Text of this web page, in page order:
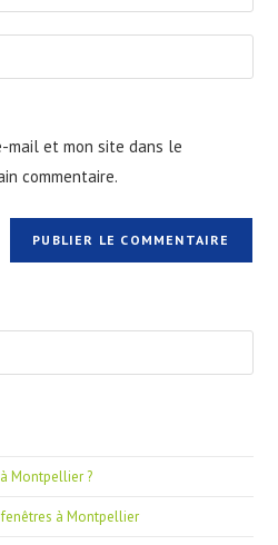
mail et mon site dans le
commentaire.
Montpellier ?
à Montpellier